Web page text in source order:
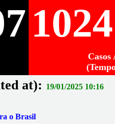
Casos
at): 19/01/2025 10:16
o Brasil